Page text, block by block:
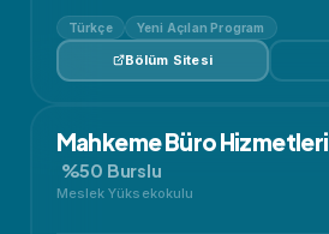
Türkçe Yeni Açılan Program
Bölüm Sitesi
Mahkeme Büro Hizmetleri
%50 Burslu
Meslek Yüksekokulu